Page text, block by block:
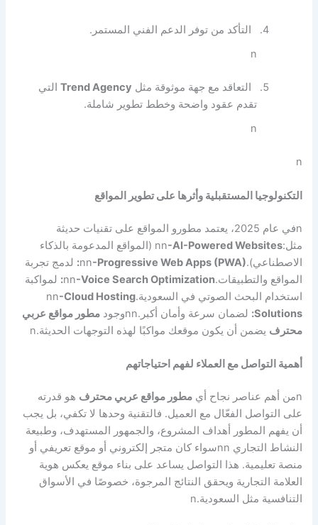
التأكد من توفر الدعم الفني المستمر.
n
التعاقد مع جهة موثوقة مثل Trend Agency التي
تقدم عقود واضحة وخطط تطوير شاملة.
n
n
التكنولوجيا المستقبلية وأثرها على تطوير المواقع
n
في عام 2025، يعتمد مطورو المواقع على تقنيات حديثة
مثل:
nn-AI-Powered Websites
(المواقع المدعومة بالذكاء
الاصطناعي).
nn-Progressive Web Apps (PWA):
لدمج تجربة
المواقع والتطبيقات.
nn-Voice Search Optimization:
لمواكبة
استخدام البحث الصوتي في السعودية.
nn-Cloud Hosting
Solutions: لضمان سرعة وأمان أكبر.nnوجودمطور مواقع عربي
محترف يضمن أن يكون موقعك مواكبًا لهذه التوجهات الحديثة.n
أهمية التواصل مع العملاء لفهم احتياجاتهم
nمن أهم عناصر نجاح أيمطور مواقع عربي محترف هو قدرته
على التواصل الفعّال مع العميل. فالتقنية وحدها لا تكفي، بل يجب
أن يفهم المطور أهداف المشروع، والجمهور المستهدف، وطبيعة
النشاط التجاري nnسواء كان متجر إلكتروني أو موقع تعريفي أو
منصة تعليمية. هذا التواصل يساعد على بناء موقع يعكس هوية
العلامة التجارية ويحقق النتائج المرجوة، خصوصًا في الأسواق
التنافسية مثل السعودية.n